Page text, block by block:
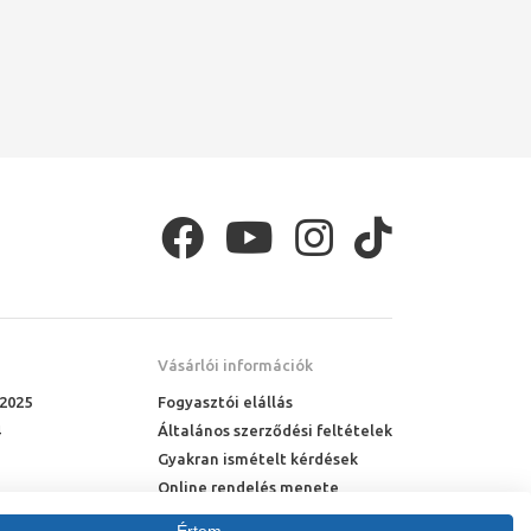
Vásárlói információk
Fogyasztói elállás
Általános szerződési feltételek
Gyakran ismételt kérdések
Online rendelés menete
Fizetési feltételek